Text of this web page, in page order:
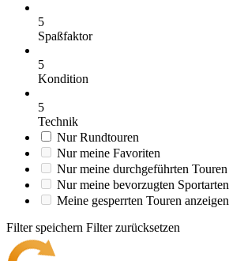
5
Spaßfaktor
5
Kondition
5
Technik
Nur Rundtouren
Nur meine Favoriten
Nur meine durchgeführten Touren
Nur meine bevorzugten Sportarten
Meine gesperrten Touren anzeigen
Filter speichern Filter zurücksetzen